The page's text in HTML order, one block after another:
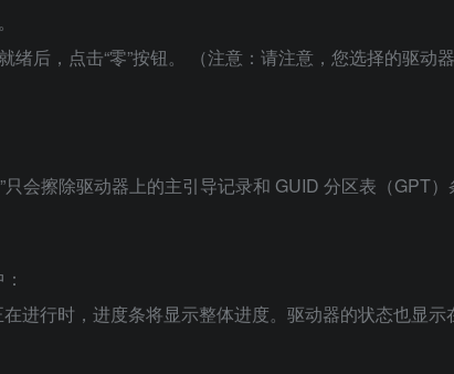
绪后，点击“零”按钮。 （注意：请注意，您选择的驱动
”只会擦除驱动器上的主引导记录和 GUID 分区表（GPT
进行时，进度条将显示整体进度。驱动器的状态也显示